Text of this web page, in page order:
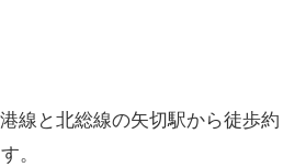
線と北総線の矢切駅から徒歩約
。